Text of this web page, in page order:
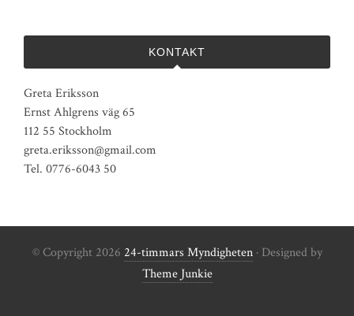
KONTAKT
Greta Eriksson
Ernst Ahlgrens väg 65
112 55 Stockholm
greta.eriksson@gmail.com
Tel. 0776-6043 50
© Copyright 2026 24-timmars Myndigheten· Designed by
Theme Junkie